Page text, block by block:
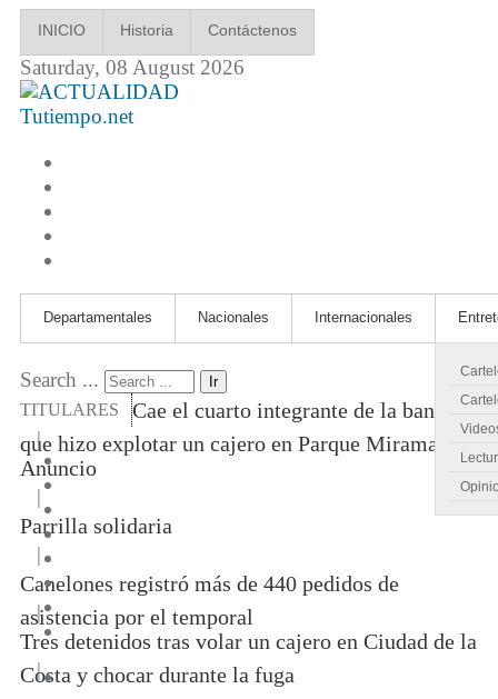
INICIO Historia Contáctenos
Saturday, 08 August 2026
Tutiempo.net
Departamentales Nacionales Internacionales
Search ... Ir
TITULARES
Cae el cuarto integrante de la banda
que hizo explotar un cajero en Parque Miramar
|
Anuncio
|
Parrilla solidaria
|
Canelones registró más de 440 pedidos de
asistencia por el temporal
|
Tres detenidos tras volar un cajero en Ciudad de la
Costa y chocar durante la fuga
|